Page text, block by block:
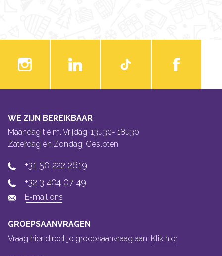
WE ZIJN BEREIKBAAR
Maandag t.e.m. Vrijdag: 13u30- 18u30
Zaterdag en Zondag: Gesloten
+31 50 222 2619
+32 3 404 07 49
E-mail ons
GROEPSAANVRAGEN
Vraag hier direct je groepsaanvraag aan: Klik hier